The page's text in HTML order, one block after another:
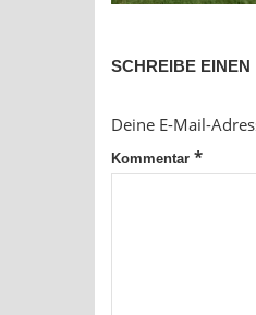
SCHREIBE
Deine E-Mail-
Kommentar *